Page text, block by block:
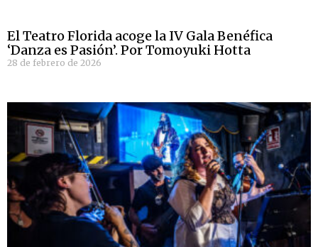
El Teatro Florida acoge la IV Gala Benéfica
‘Danza es Pasión’. Por Tomoyuki Hotta
28 de febrero de 2026